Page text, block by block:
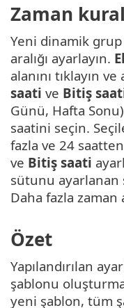
Zaman
Yeni dinamik
aralığı ayarlayın.
alanını tıklayın
saati ve Bitiş
Günü, Hafta
saatini seçin.
fazla ve 24
ve Bitiş saati
sütunu
Daha fazla zaman
Özet
Yapılandırılan
şablonu
yeni şablon, tüm